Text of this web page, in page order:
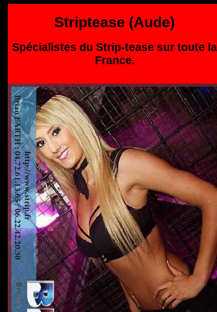
Striptease (Aude)
Spécialistes du Strip-tease sur toute la
France.